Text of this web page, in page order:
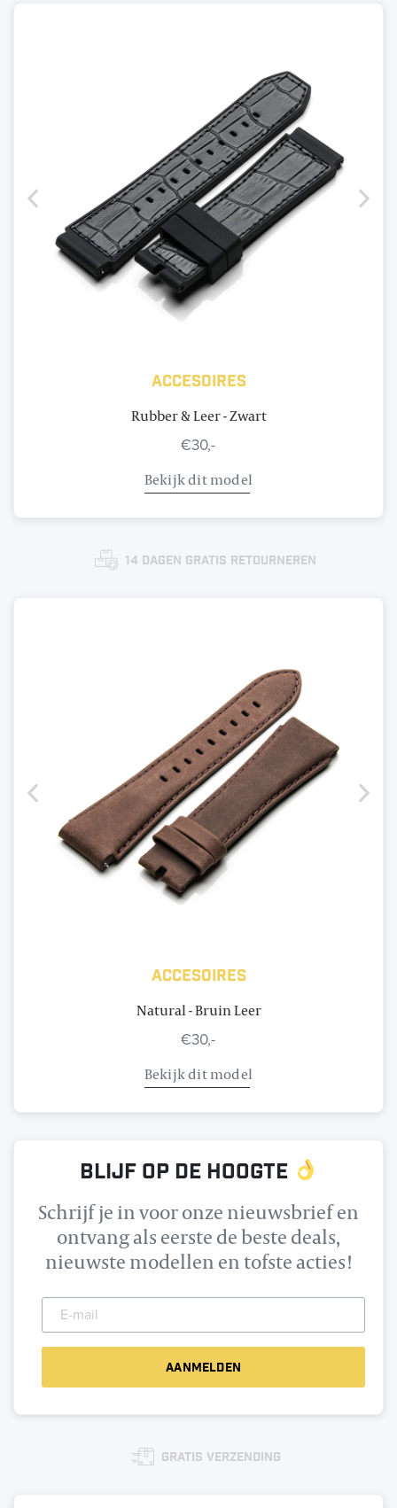
Accesoires
Rubber & Leer - Zwart
€30,-
Bekijk dit model
14 dagen gratis retourneren
Accesoires
Natural - Bruin Leer
€30,-
Bekijk dit model
Blijf op de hoogte
Schrijf je in voor onze nieuwsbrief en
ontvang als eerste de beste deals,
nieuwste modellen en tofste acties!
Gratis verzending